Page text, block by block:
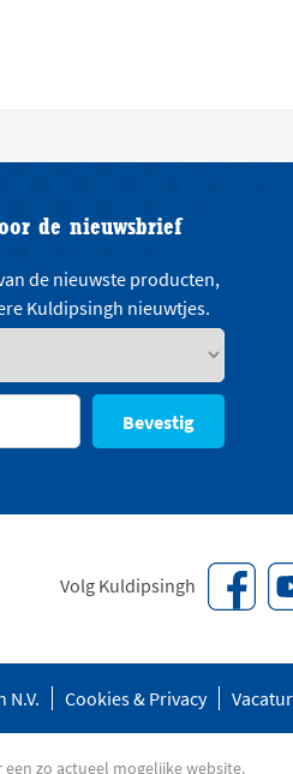
de nieuwsbrief
de nieuwste producten,
Kuldipsingh nieuwtjes.
Bevestig
Volg Kuldipsingh
N.V. Cookies & Privacy
een zo actueel mogelijke website.